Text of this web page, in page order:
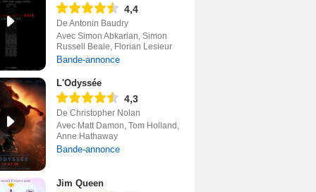
4,4
De Antonin Baudry
Avec Simon Abkarian, Simon
Russell Beale, Florian Lesieur
Bande-annonce
L'Odyssée
4,3
De Christopher Nolan
Avec Matt Damon, Tom Holland,
Anne Hathaway
Bande-annonce
Jim Queen